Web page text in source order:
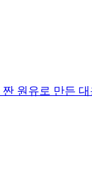
원유로 만든